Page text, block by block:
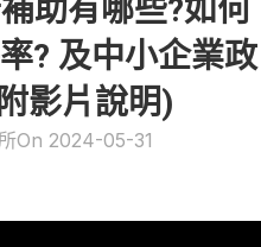
助有哪些?如何
? 及中小企業政
影片說明)
On 2024-05-31